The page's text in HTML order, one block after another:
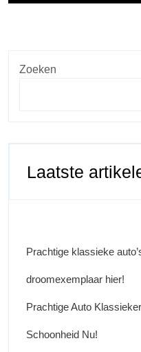
Zoeken
Laatste
Prachtige klassieke
droomexemplaar hier!
Prachtige Auto
Schoonheid Nu!